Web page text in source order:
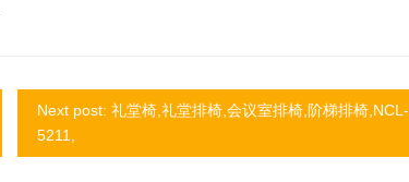
Next post: 礼堂椅,礼堂排椅,会议室排椅,阶梯排椅,NCL-
5211,